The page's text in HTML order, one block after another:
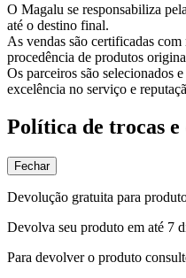
O Magalu se responsabiliza
até o destino final.
As vendas são certificadas
procedência de produtos
Os parceiros são selecionados
excelência no serviço e
Política de trocas e
Fechar
Devolução gratuita para
Devolva seu produto em até 7
Para devolver o produto